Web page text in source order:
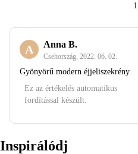
1
A Anna B.
Csehország 2022. 06. 02.
Gyönyörű modern éjjeliszekrény.
Ez az értékelés automatikus
fordítással készült.
Inspirálódj